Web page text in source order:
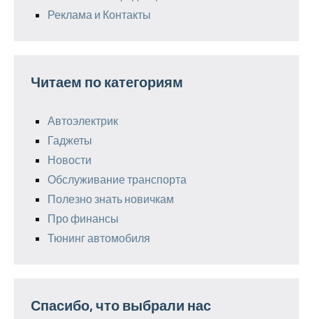
Реклама и Контакты
Читаем по категориям
Автоэлектрик
Гаджеты
Новости
Обслуживание транспорта
Полезно знать новичкам
Про финансы
Тюнинг автомобиля
Спасибо, что выбрали нас